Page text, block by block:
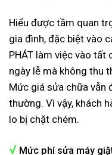
Hiểu được tầm quan
gia đình, đặc biệt vào
PHÁT làm việc vào tất
ngày lễ mà không thu
Mức giá sửa chữa vẫn
thường. Vì vậy, khách
lo bị chặt chém.
√ Mức phí sửa máy